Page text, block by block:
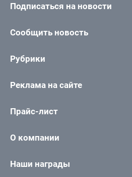
Подписаться на новости
Сообщить новость
Рубрики
Реклама на сайте
Прайс-лист
О компании
Наши награды